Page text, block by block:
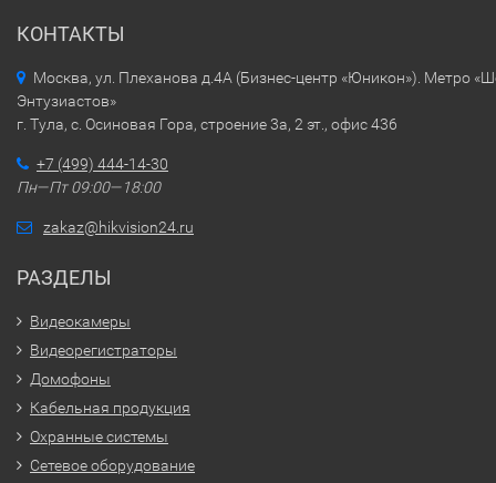
КОНТАКТЫ
Москва, ул. Плеханова д.4А (Бизнес-центр «Юникон»). Метро
Энтузиастов»
г. Тула, с. Осиновая Гора, строение 3а, 2 эт., офис 436
+7 (499) 444-14-30
Пн—Пт 09:00—18:00
zakaz@hikvision24.ru
РАЗДЕЛЫ
Видеокамеры
Видеорегистраторы
Домофоны
Кабельная продукция
Охранные системы
Сетевое оборудование